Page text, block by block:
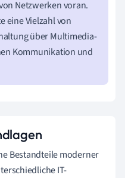
Netzwerken voran.
eine Vielzahl von
über Multimedia-
Kommunikation und
Bestandteile moderner
IT-